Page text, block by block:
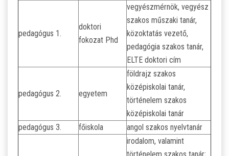
pedagógus 1.
doktori
fokozat Phd
vegyészmérnök, vegyész
szakos műszaki tanár,
közoktatás vezető,
pedagógia szakos tanár,
ELTE doktori cím
pedagógus 2. egyetem
földrajz szakos
középiskolai tanár,
történelem szakos
középiskolai tanár
pedagógus 3.
főiskola
angol szakos nyelvtanár
irodalom, valamint